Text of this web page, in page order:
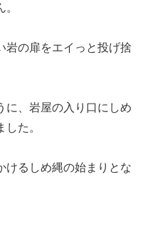
岩の扉をエイっと投げ捨
に、岩屋の入り口にしめ
た。
けるしめ縄の始まりとな